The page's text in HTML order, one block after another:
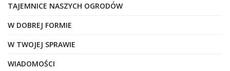
TAJEMNICE NASZYCH OGRODÓW
W DOBREJ FORMIE
W TWOJEJ SPRAWIE
WIADOMOŚCI